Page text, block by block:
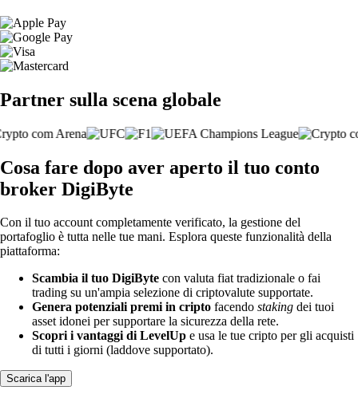
Partner sulla scena globale
Cosa fare dopo aver aperto il tuo conto
broker DigiByte
Con il tuo account completamente verificato, la gestione del
portafoglio è tutta nelle tue mani. Esplora queste funzionalità della
piattaforma:
Scambia il tuo DigiByte con valuta fiat tradizionale o fai
trading su un'ampia selezione di criptovalute supportate.
Genera potenziali premi in cripto facendo staking dei tuoi
asset idonei per supportare la sicurezza della rete.
Scopri i vantaggi di LevelUp e usa le tue cripto per gli acquisti
di tutti i giorni (laddove supportato).
Scarica l'app